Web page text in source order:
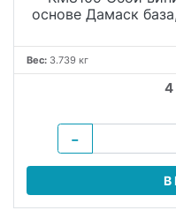
основе Дамаск
Вес: 3.739 кг
4
−
В